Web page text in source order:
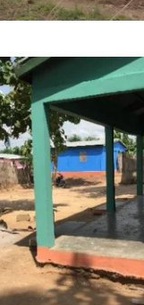
BILD ANZEIGEN